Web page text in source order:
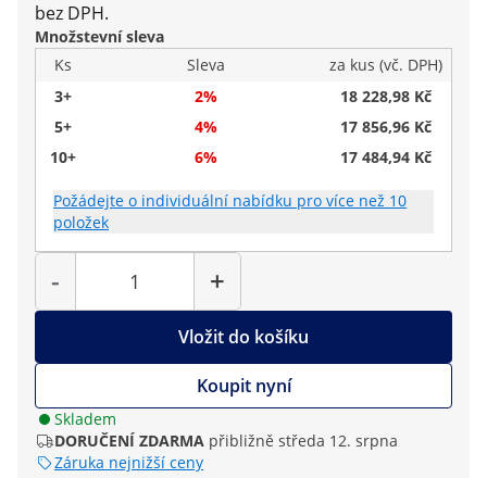
bez DPH.
Množstevní sleva
Ks
Sleva
za kus (vč. DPH)
3+
2%
18 228,98 Kč
5+
4%
17 856,96 Kč
10+
6% 17 484,94 Kč
Požádejte o individuální nabídku pro více než 10
položek
-
Počet
+
Vložit do košíku
Koupit nyní
Skladem
DORUČENÍ ZDARMA přibližně středa 12. srpna
Záruka nejnižší ceny